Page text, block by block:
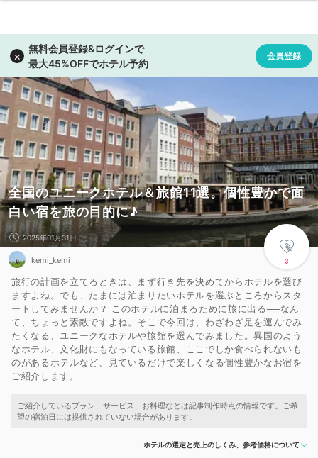
全国のユニークホテル＆旅館11選。個性豊かで面
白い宿を旅の目的に♪
3
2025年01月31日
kemi_kemi
旅行の計画を立てるときは、まず行き先を決めてからホテルを選び
ますよね。でも、たまには泊まりたいホテルを選ぶところからスタ
ートしてみませんか？ このホテルに泊まるために旅に出る──なん
て、ちょっと素敵ですよね。そこで今回は、わざわざ足を運んでみ
たくなる、ユニークなホテルや旅館を選んでみました。異国のよう
なホテル、文化財にもなっている旅館、ここでしか食べられないも
のがあるホテルなど、見ているだけで楽しくなる個性豊かなお宿を
ご紹介します。
ホテルの選定と売上のしくみ、参考価格について